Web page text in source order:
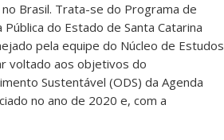
Brasil. Trata-se do Programa de
do Estado de Santa Catarina
pela equipe do Núcleo de Estudos
voltado aos objetivos do
Sustentável (ODS) da Agenda
no ano de 2020 e, com a